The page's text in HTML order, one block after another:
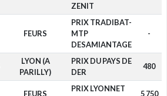
ZENIT
FEURS
PRIX TRADIBAT-
MTP
DESAMIANTAGE
-
LYON (A
PARILLY)
PRIX DU PAYS DE
DER
480
FEURS
PRIX LYONNET
5 750